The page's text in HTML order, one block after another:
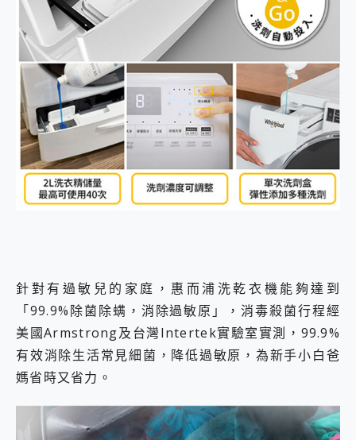
針對有過敏兒的家庭，惠而浦洗乾衣機能夠達到
「99.9%除菌除螨，消除過敏原」，消毒殺菌行程經
美國Armstrong及台灣Intertek實驗室實測，99.9%
有效消除生活常見細菌，降低過敏原，為新手小白爸
媽省時又省力。